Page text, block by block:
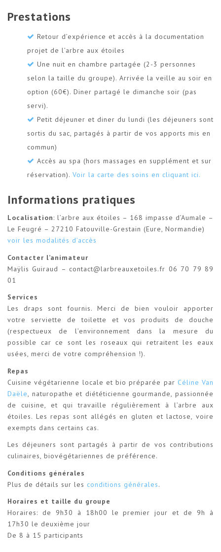
Prestations
Retour d’expérience et accès à la documentation
projet de l’arbre aux étoiles
Une nuit en chambre partagée (2-3 personnes
selon la taille du groupe). Arrivée la veille au soir en
option (60€). Diner partagé le dimanche soir (pas
servi).
Petit déjeuner et diner du lundi (les déjeuners sont
sortis du sac, partagés à partir de vos apports mis en
commun)
Accès au spa (hors massages en supplément et sur
réservation). Voir la carte des soins en cliquant ici.
Informations pratiques
Localisation: l’arbre aux étoiles – 168 impasse d’Aumale –
Le Feugré – 27210 Fatouville-Grestain (Eure, Normandie)
voir les modalités d’accès
Contacter l’animateur
Maÿlis Guiraud – contact@larbreauxetoiles.fr 06 70 79 89
01
Services
Les draps sont fournis. Merci de bien vouloir apporter
votre serviette de toilette et vos produits de douche
(respectueux de l’environnement dans la mesure du
possible car ce sont les roseaux qui retraitent les eaux
usées, merci de votre compréhension !).
Repas
Cuisine végétarienne locale et bio préparée par Céline Van
Daële, naturopathe et diététicienne gourmande, passionnée
de cuisine, et qui travaille régulièrement à l’arbre aux
étoiles. Les repas sont allégés en gluten et lactose, voire
exempts dans certains cas.
Les déjeuners sont partagés à partir de vos contributions
culinaires, biovégétariennes de préférence.
Conditions générales
Plus de détails sur les conditions générales.
Horaires et taille du groupe
Horaires: de 9h30 à 18h00 le premier jour et de 9h à
17h30 le deuxième jour
De 8 à 15 participants